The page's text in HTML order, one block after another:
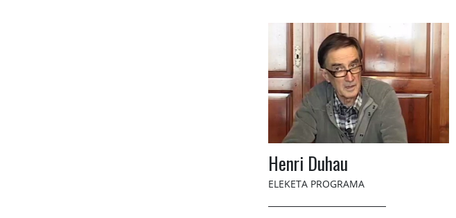
Henri Duhau
ELEKETA PROGRAMA